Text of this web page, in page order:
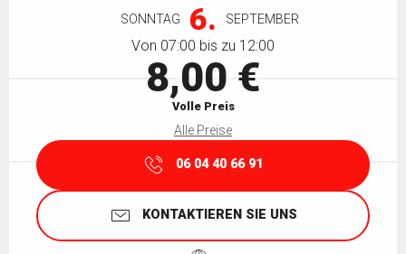
SONNTAG 6. SEPTEMBER
Von 07:00 bis zu 12:00
8,00 €
Volle Preis
Alle Preise
06 04 40 66 91
KONTAKTIEREN SIE UNS